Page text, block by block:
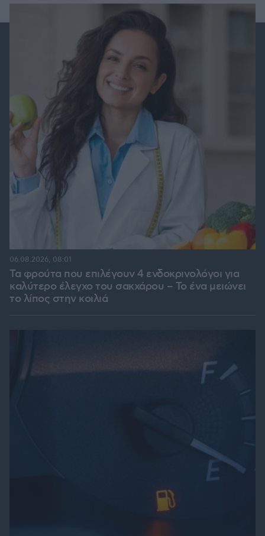
Τα φρούτα που επιλέγουν 4 ενδοκρινολόγοι για
καλύτερο έλεγχο του σακχάρου – Το ένα μειώνει
το λίπος στην κοιλιά
06.08.2026, 08:01